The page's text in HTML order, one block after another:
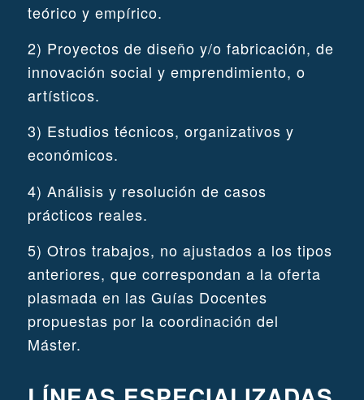
teórico y empírico.
2) Proyectos de diseño y/o fabricación, de
innovación social y emprendimiento, o
artísticos.
3) Estudios técnicos, organizativos y
económicos.
4) Análisis y resolución de casos
prácticos reales.
5) Otros trabajos, no ajustados a los tipos
anteriores, que correspondan a la oferta
plasmada en las Guías Docentes
propuestas por la coordinación del
Máster.